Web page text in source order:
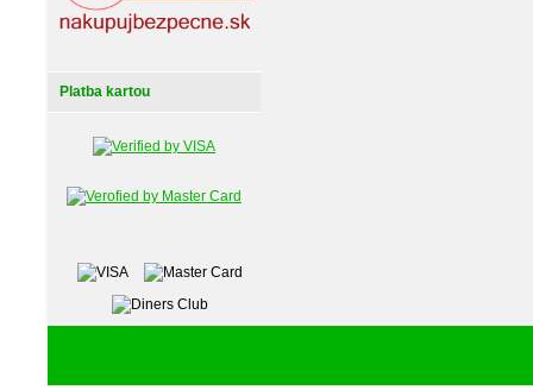
Platba kartou